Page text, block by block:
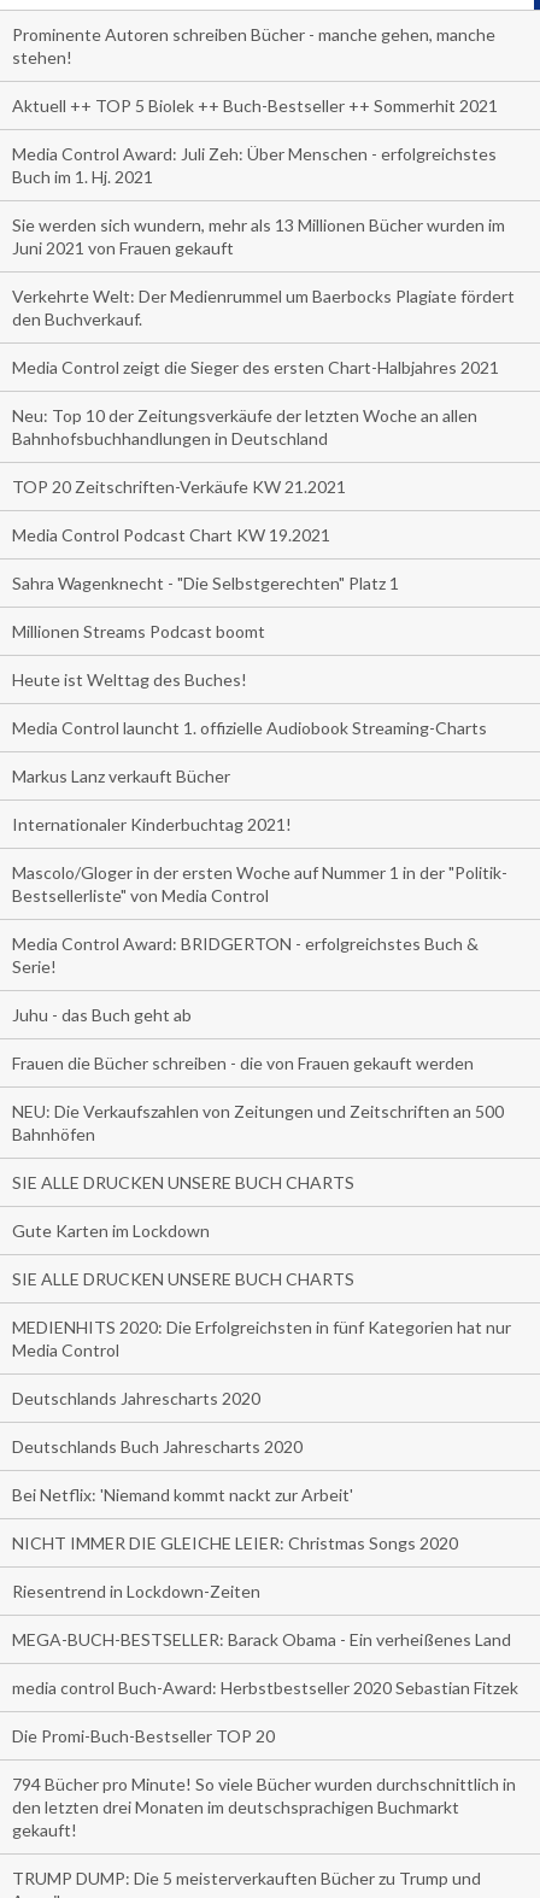
Prominente Autoren schreiben Bücher - manche gehen, manche
stehen!
Aktuell ++ TOP 5 Biolek ++ Buch-Bestseller ++ Sommerhit 2021
Media Control Award: Juli Zeh: Über Menschen - erfolgreichstes
Buch im 1. Hj. 2021
Sie werden sich wundern, mehr als 13 Millionen Bücher wurden im
Juni 2021 von Frauen gekauft
Verkehrte Welt: Der Medienrummel um Baerbocks Plagiate fördert
den Buchverkauf.
Media Control zeigt die Sieger des ersten Chart-Halbjahres 2021
Neu: Top 10 der Zeitungsverkäufe der letzten Woche an allen
Bahnhofsbuchhandlungen in Deutschland
TOP 20 Zeitschriften-Verkäufe KW 21.2021
Media Control Podcast Chart KW 19.2021
Sahra Wagenknecht - "Die Selbstgerechten" Platz 1
Millionen Streams Podcast boomt
Heute ist Welttag des Buches!
Media Control launcht 1. offizielle Audiobook Streaming-Charts
Markus Lanz verkauft Bücher
Internationaler Kinderbuchtag 2021!
Mascolo/Gloger in der ersten Woche auf Nummer 1 in der "Politik-
Bestsellerliste" von Media Control
Media Control Award: BRIDGERTON - erfolgreichstes Buch &
Serie!
Juhu - das Buch geht ab
Frauen die Bücher schreiben - die von Frauen gekauft werden
NEU: Die Verkaufszahlen von Zeitungen und Zeitschriften an 500
Bahnhöfen
SIE ALLE DRUCKEN UNSERE BUCH CHARTS
Gute Karten im Lockdown
SIE ALLE DRUCKEN UNSERE BUCH CHARTS
MEDIENHITS 2020: Die Erfolgreichsten in fünf Kategorien hat nur
Media Control
Deutschlands Jahrescharts 2020
Deutschlands Buch Jahrescharts 2020
Bei Netflix: 'Niemand kommt nackt zur Arbeit'
NICHT IMMER DIE GLEICHE LEIER: Christmas Songs 2020
Riesentrend in Lockdown-Zeiten
MEGA-BUCH-BESTSELLER: Barack Obama - Ein verheißenes Land
media control Buch-Award: Herbstbestseller 2020 Sebastian Fitzek
Die Promi-Buch-Bestseller TOP 20
794 Bücher pro Minute! So viele Bücher wurden durchschnittlich in
den letzten drei Monaten im deutschsprachigen Buchmarkt
gekauft!
TRUMP DUMP: Die 5 meisterverkauften Bücher zu Trump und